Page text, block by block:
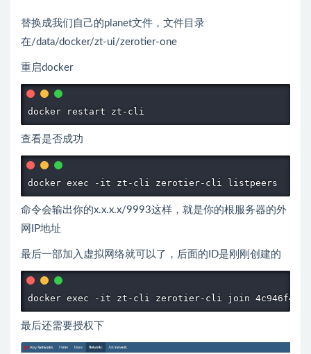
替换成我们自己的planet文件，文件目录
在/data/docker/zt-ui/zerotier-one
重启docker
docker restart zt-cli
查看是否成功
docker exec -it zt-cli zerotier-cli listpeers
命令会输出你的x.x.x.x/9993这样，就是你的根服务器的外
网IP地址
最后一部加入虚拟网络就可以了，后面的ID是刚刚创建的
docker exec -it zt-cli zerotier-cli join
最后还需要授权下